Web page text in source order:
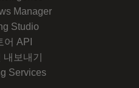
Manager
Studio
어 API
보내기
Services